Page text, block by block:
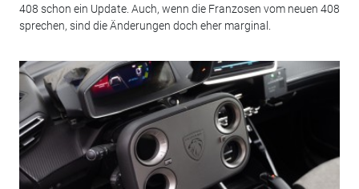
408 schon ein Update. Auch, wenn die Franzosen vom neuen 408
sprechen, sind die Änderungen doch eher marginal.